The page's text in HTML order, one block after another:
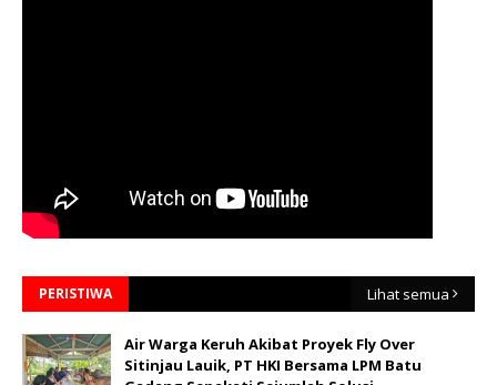
PERISTIWA Lihat semua
Air Warga Keruh Akibat Proyek Fly Over
Sitinjau Lauik, PT HKI Bersama LPM Batu